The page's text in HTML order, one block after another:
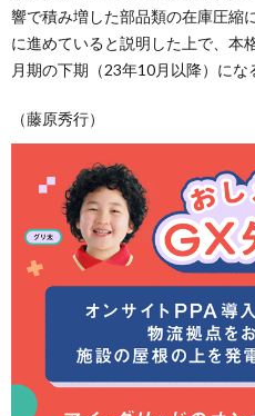
響で積み増した部品類の在庫圧縮
に進めていると説明した上で、本
月期の下期（23年10月以降）にな
（藤原秀行）